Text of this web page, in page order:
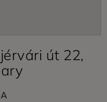
út 22,